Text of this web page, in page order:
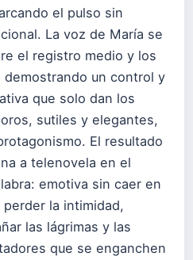
el pulso sin
La voz de María se
el registro medio y los
un control y
que solo dan los
sutiles y elegantes,
El resultado
a telenovela en el
emotiva sin caer en
la intimidad,
las lágrimas y las
que se enganchen